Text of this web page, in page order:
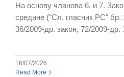
На основу чланова 6. и 7.
средине ("Сл. гласник РС" бр.
36/2009-др. закон, 72/2009-др.
16/07/2026
Read More